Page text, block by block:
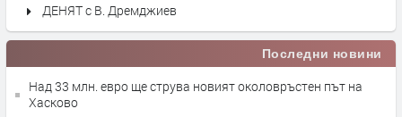
ДЕНЯТ с В. Дремджиев
Последни новини
Над 33 млн. евро ще струва новият околовръстен път на
Хасково